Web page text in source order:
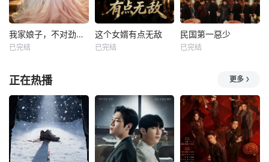
我家娘子，不对劲第四季
已完结
这个女婿有点无敌
已完结
民国第一惡少
已完结
正在热播 更多